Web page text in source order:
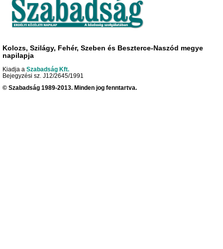
Kolozs, Szilágy, Fehér, Szeben és Beszterce-Naszód megye
napilapja
Kiadja a Szabadság Kft.
Bejegyzési sz. J12/2645/1991
© Szabadság 1989-2013. Minden jog fenntartva.